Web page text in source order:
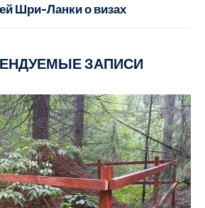
Шри-Ланки о визах
ЗАПИСИ